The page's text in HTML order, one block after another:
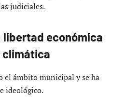
judiciales.
económica
el ámbito municipal y se ha
ideológico.